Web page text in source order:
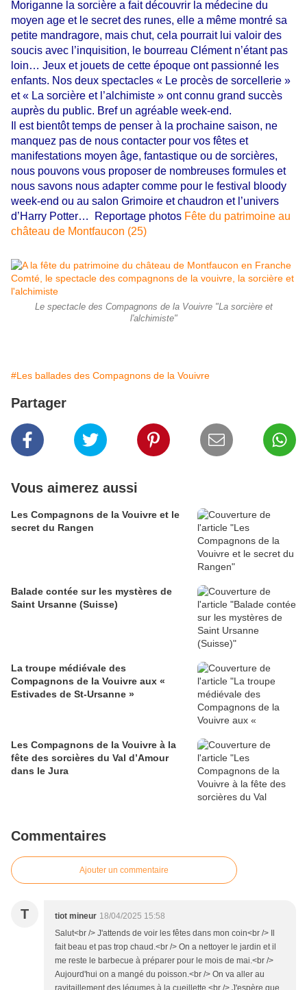
Moriganne la sorcière a fait découvrir la médecine du
moyen age et le secret des runes, elle a même montré sa
petite mandragore, mais chut, cela pourrait lui valoir des
soucis avec l’inquisition, le bourreau Clément n’étant pas
loin… Jeux et jouets de cette époque ont passionné les
enfants. Nos deux spectacles « Le procès de sorcellerie »
et « La sorcière et l’alchimiste » ont connu grand succès
auprès du public. Bref un agréable week-end.
Il est bientôt temps de penser à la prochaine saison, ne
manquez pas de nous contacter pour vos fêtes et
manifestations moyen âge, fantastique ou de sorcières,
nous pouvons vous proposer de nombreuses formules et
nous savons nous adapter comme pour le festival bloody
week-end ou au salon Grimoire et chaudron et l’univers
d’Harry Potter… Reportage photos Fête du patrimoine au
château de Montfaucon (25)
Le spectacle des Compagnons de la Vouivre "La sorcière et
l'alchimiste"
#Les ballades des Compagnons de la Vouivre
Partager
Vous aimerez aussi
Les Compagnons de la Vouivre et le
secret du Rangen
Balade contée sur les mystères de
Saint Ursanne (Suisse)
La troupe médiévale des
Compagnons de la Vouivre aux «
Estivades de St-Ursanne »
Les Compagnons de la Vouivre à la
fête des sorcières du Val d’Amour
dans le Jura
Commentaires
Ajouter un commentaire
T tiot mineur 18/04/2025 15:58
Salut<br /> J'attends de voir les fêtes dans mon coin<br /> Il
fait beau et pas trop chaud.<br /> On a nettoyer le jardin et il
me reste le barbecue à préparer pour le mois de mai.<br />
Aujourd'hui on a mangé du poisson.<br /> On va aller au
ravitaillement des légumes à la cueillette.<br /> J'espère que